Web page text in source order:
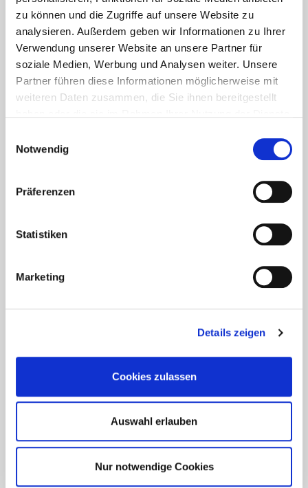
zu können und die Zugriffe auf unsere Website zu
analysieren. Außerdem geben wir Informationen zu Ihrer
Verwendung unserer Website an unsere Partner für
soziale Medien, Werbung und Analysen weiter. Unsere
Partner führen diese Informationen möglicherweise mit
weiteren Daten zusammen, die Sie ihnen bereitgestellt
Notwendig
Präferenzen
Statistiken
Marketing
Details zeigen
Cookies zulassen
Auswahl erlauben
Nur notwendige Cookies
Ansteckungsgefahren aus dem